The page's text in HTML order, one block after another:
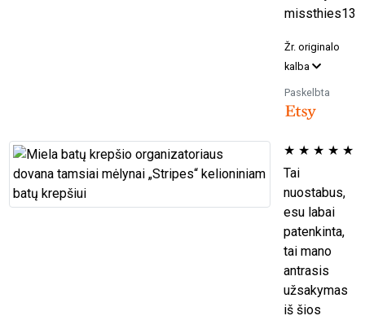
missthies13
Žr. originalo
kalba
Paskelbta
★ ★ ★ ★ ★
Tai
nuostabus,
esu labai
patenkinta,
tai mano
antrasis
užsakymas
iš šios